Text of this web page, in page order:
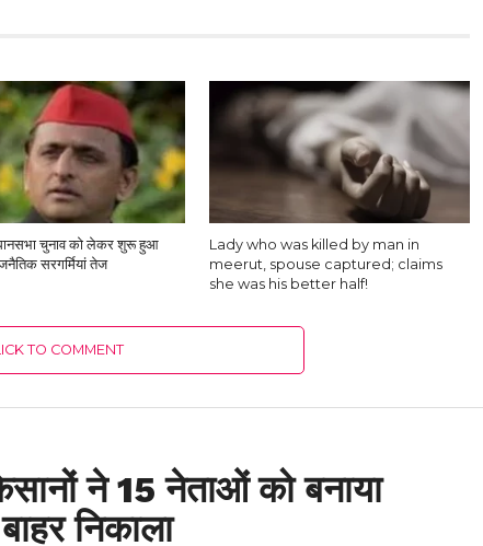
चुनाव को लेकर शुरू हुआ
सरगर्मियां तेज
Lady who was killed by man in
meerut, spouse captured; claims
she was his better half!
TO COMMENT
ने 15 नेताओं को बनाया
निकाला